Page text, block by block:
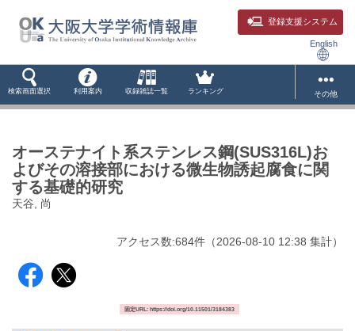
登録支援システム
English
検索画面選択 利用案内 収録雑誌一覧 ランキング その他
オーステナイト系ステンレス鋼(SUS316L)お
よびその溶接部における微生物誘起腐食に関
する基礎的研究
天谷, 尚
アクセス数:684件 （2026-08-10 12:38 集計）
固定URL: https://doi.org/10.11501/3184383